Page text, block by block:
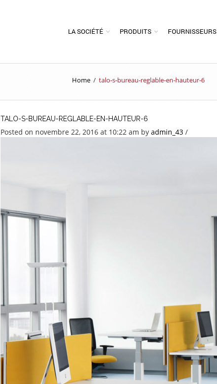
LA SOCIÉTÉ PRODUITS FOURNISSEURS
Home / talo-s-bureau-reglable-en-hauteur-6
TALO-S-BUREAU-REGLABLE-EN-HAUTEUR-6
Posted on novembre 22, 2016 at 10:22 am by admin_43/